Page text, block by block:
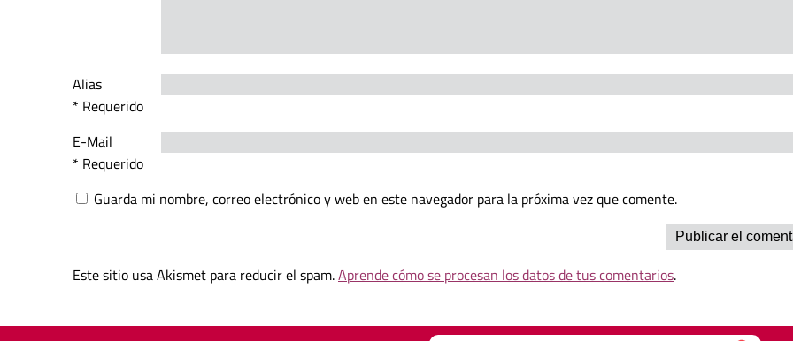
Alias
* Requerido
E-Mail
* Requerido
Guarda mi nombre, correo electrónico y web en este navegador para la próxima vez que comente.
Este sitio usa Akismet para reducir el spam.Aprende cómo se procesan los datos de tus comentarios.